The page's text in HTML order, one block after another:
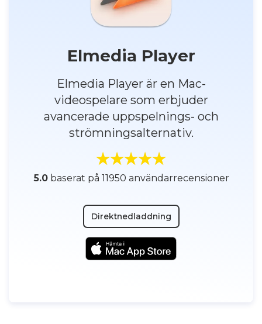
Elmedia Player
Elmedia Player är en Mac-
videospelare som erbjuder
avancerade uppspelnings- och
strömningsalternativ.
5.0baserat på 11950 användarrecensioner
Direktnedladdning